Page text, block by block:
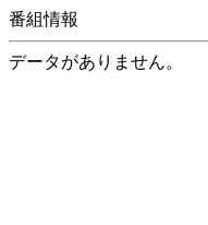
番組情報
データがありません。